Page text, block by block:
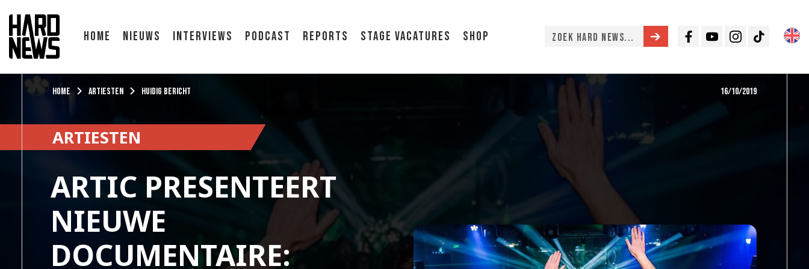
Home Nieuws Interviews Podcast Reports Stage vacatures Shop
Facebook
YoutubeInstagramTikTok
Home Artiesten Huidig bericht 16/10/2019
ARTIESTEN
ARTIC PRESENTEERT
NIEUWE
DOCUMENTAIRE: